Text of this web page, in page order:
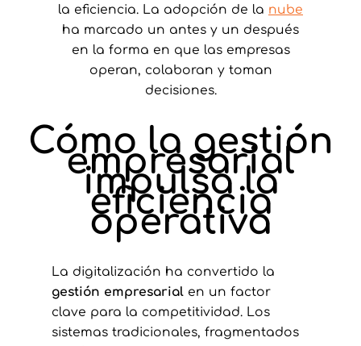
la eficiencia. La adopción de la nube
ha marcado un antes y un después
en la forma en que las empresas
operan, colaboran y toman
decisiones.
Cómo la gestión
empresarial
impulsa la
eficiencia
operativa
La digitalización ha convertido la
gestión empresarial en un factor
clave para la competitividad. Los
sistemas tradicionales, fragmentados